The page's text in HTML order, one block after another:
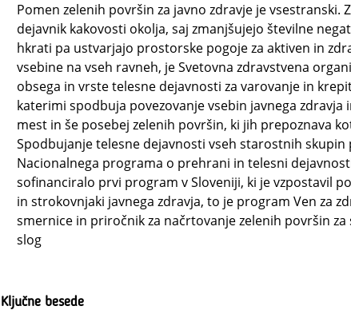
Pomen zelenih površin za javno zdravje je
dejavnik kakovosti okolja, saj zmanjšujejo številne
hkrati pa ustvarjajo prostorske pogoje za aktiven in
vsebine na vseh ravneh, je Svetovna zdravstvena
obsega in vrste telesne dejavnosti za varovanje in
katerimi spodbuja povezovanje vsebin javnega
mest in še posebej zelenih površin, ki jih prepoznava
Spodbujanje telesne dejavnosti vseh starostnih
Nacionalnega programa o prehrani in telesni
sofinanciralo prvi program v Sloveniji, ki je vzpostavil
in strokovnjaki javnega zdravja, to je program Ven za
smernice in priročnik za načrtovanje zelenih površin
slog
Ključne besede